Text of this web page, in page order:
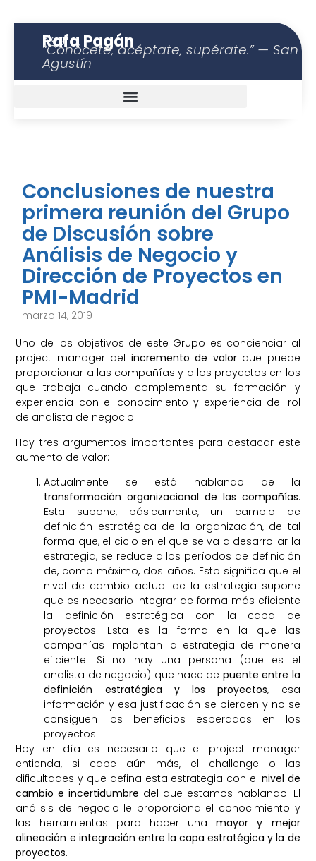
Rafa Pagán
Blog
“Conócete, acéptate, supérate.” — San
Agustín
Conclusiones de nuestra
primera reunión del Grupo
de Discusión sobre
Análisis de Negocio y
Dirección de Proyectos en
PMI-Madrid
marzo 14, 2019
Uno de los objetivos de este Grupo es concienciar al
project manager del incremento de valorque puede
proporcionar a las compañías y a los proyectos en los
que trabaja cuando complementa su formación y
experiencia con el conocimiento y experiencia del rol
de analista de negocio.
Hay tres argumentos importantes para destacar este
aumento de valor:
Actualmente se está hablando de la
transformación organizacional de las compañías.
Esta supone, básicamente, un cambio de
definición estratégica de la organización, de tal
forma que, el ciclo en el que se va a desarrollar la
estrategia, se reduce a los períodos de definición
de, como máximo, dos años. Esto significa que el
nivel de cambio actual de la estrategia supone
que es necesario integrar de forma más eficiente
la definición estratégica con la capa de
proyectos. Esta es la forma en la que las
compañías implantan la estrategia de manera
eficiente. Si no hay una persona (que es el
analista de negocio) que hace de puente entre la
definición estratégica y los proyectos, esa
información y esa justificación se pierden y no se
consiguen los beneficios esperados en los
proyectos.
Hoy en día es necesario que el project manager
entienda, si cabe aún más, el challenge o las
dificultades y que defina esta estrategia con el nivel de
cambio e incertidumbre del que estamos hablando. El
análisis de negocio le proporciona el conocimiento y
las herramientas para hacer unamayor y mejor
alineación e integración entre la capa estratégica y la de
proyectos.